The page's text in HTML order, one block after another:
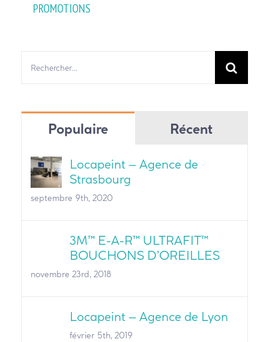
PROMOTIONS
Populaire Récent
Locapeint – Agence de
Strasbourg
septembre 9th, 2020
3M™ E-A-R™ ULTRAFIT™
BOUCHONS D’OREILLES
novembre 23rd, 2018
Locapeint – Agence de Lyon
février 5th, 2019